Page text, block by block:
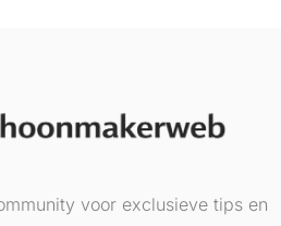
voor exclusieve tips en